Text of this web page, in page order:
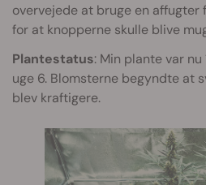
overvejede at bruge en affugter
for at knopperne skulle blive
Plantestatus: Min plante var
uge 6. Blomsterne begyndte at
blev kraftigere.